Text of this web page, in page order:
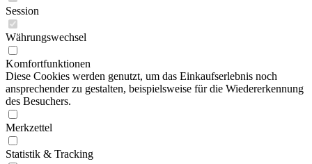
Session
Währungswechsel
Komfortfunktionen
Diese Cookies werden genutzt, um das Einkaufserlebnis noch
ansprechender zu gestalten, beispielsweise für die Wiedererkennung
des Besuchers.
Merkzettel
Statistik & Tracking